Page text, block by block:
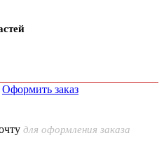
Оформить заказ
для оформления заказа